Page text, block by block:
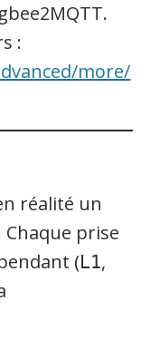
:
more/
réalité un
Chaque prise
(L1,